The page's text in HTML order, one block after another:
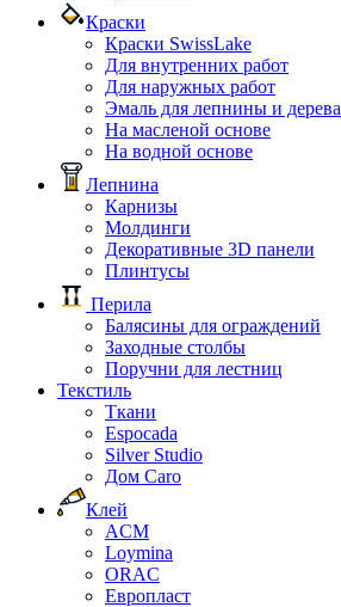
Краски
Краски SwissLake
Для внутренних работ
Для наружных работ
Эмаль для лепнины и дерева
На масленой основе
На водной основе
Лепнина
Карнизы
Молдинги
Декоративные 3D панели
Плинтусы
Перила
Балясины для ограждений
Заходные столбы
Поручни для лестниц
Текстиль
Ткани
Espocada
Silver Studio
Дом Caro
Клей
ACM
Loymina
ORAC
Европласт